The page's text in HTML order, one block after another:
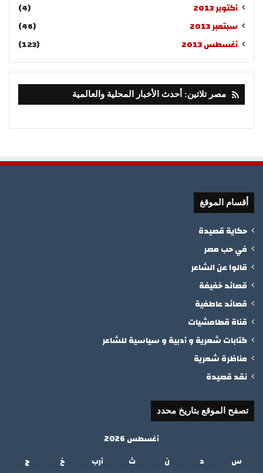
أكتوبر 2013
(4)
سبتمبر 2013
(46)
أغسطس 2013
(123)
مصر تلاتين: أحدث الأخبار المحلية والعالمية
أقسام الموقغ
حكاية قصيدة
في حب مصر
قالوا عن الشاعر
قصائد خفيفة
قصائد عاطفية
قناة قطامشيات
كتابات شعرية و أدبية و سياسية للشاعر
مناظرة شعرية
نقد قصيدة
تصفح الموقع بتاريخ محدد
أغسطس 2026
س
د ن ث أرب خ
ج